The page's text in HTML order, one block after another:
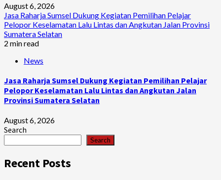
August 6, 2026
Jasa Raharja Sumsel Dukung Kegiatan Pemilihan Pelajar
Pelopor Keselamatan Lalu Lintas dan Angkutan Jalan Provinsi
Sumatera Selatan
2 min read
News
Jasa Raharja Sumsel Dukung Kegiatan Pemilihan Pelajar
Pelopor Keselamatan Lalu Lintas dan Angkutan Jalan
Provinsi Sumatera Selatan
August 6, 2026
Search
Search
Recent Posts